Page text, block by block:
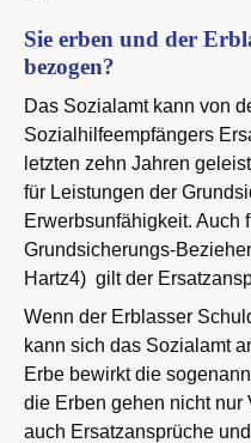
Sie erben und der
bezogen?
Das Sozialamt kann von
Sozialhilfeempfängers
letzten zehn Jahren
für Leistungen der
Erwerbsunfähigkeit. Auch
Grundsicherungs-
Hartz4) gilt der
Wenn der Erblasser
kann sich das Sozialamt
Erbe bewirkt die
die Erben gehen nicht nur
auch Ersatzansprüche